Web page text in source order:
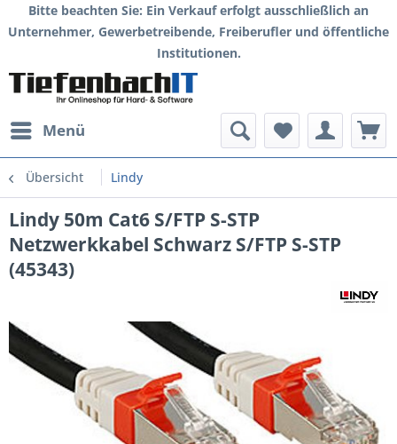
Bitte beachten Sie: Ein Verkauf erfolgt ausschließlich an
Unternehmer, Gewerbetreibende, Freiberufler und öffentliche
Institutionen.
Menü
Übersicht Lindy
Lindy 50m Cat6 S/FTP S-STP
Netzwerkkabel Schwarz S/FTP S-STP
(45343)